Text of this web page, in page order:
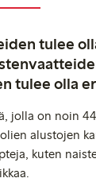
tulee
tulee olla
on noin
alustojen
kuten